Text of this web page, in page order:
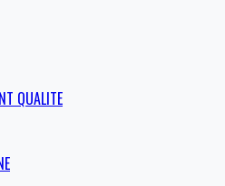
QUALITE